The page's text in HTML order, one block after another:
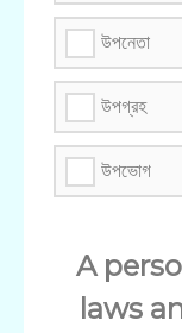
উপনেতা
উপগ্রহ
উপভোগ
A
laws